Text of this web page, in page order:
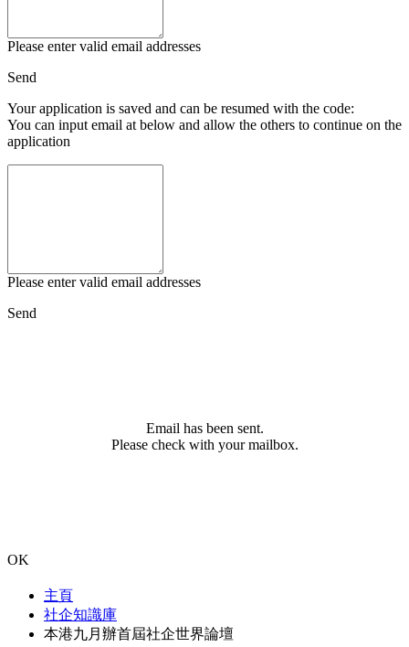
Please enter valid email addresses
Send
Your application is saved and can be resumed with the code:
You can input email at below and allow the others to continue on the
application
Please enter valid email addresses
Send
Email has been sent.
Please check with your mailbox.
OK
主頁
社企知識庫
本港九月辦首屆社企世界論壇